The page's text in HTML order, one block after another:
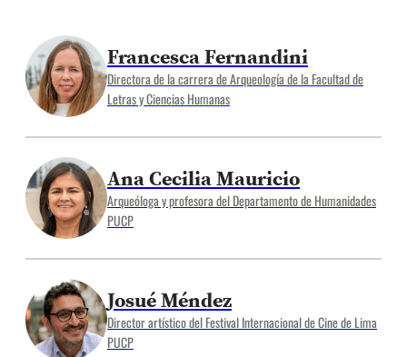
Francesca Fernandini
Directora de la carrera de Arqueología de la Facultad de
Letras y Ciencias Humanas
Ana Cecilia Mauricio
Arqueóloga y profesora del Departamento de Humanidades
PUCP
Josué Méndez
Director artístico del Festival Internacional de Cine de Lima
PUCP